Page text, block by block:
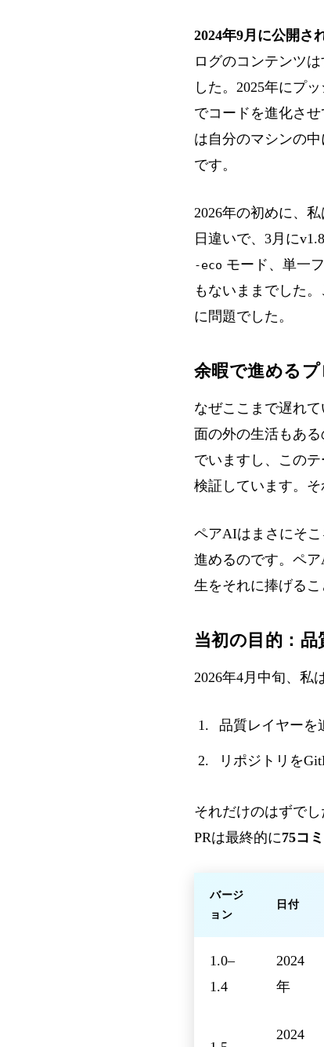
2024年9月に公開さ
ログのコンテンツ
した。2025年にプ
でコードを進化さ
は自分のマシンの
です。
2026年の初めに、
日違いで、3月に
-eco モード、単一
もないままでした
に問題でした。
余暇で進める
なぜここまで遅れ
面の外の生活もあ
でいますし、この
検証しています。
ペアAIはまさにそ
進めるのです。ペ
生をそれに捧げる
当初の目的：
2026年4月中旬、私
品質レイヤーを
リポジトリを
それだけのはずで
PRは最終的に75コ
バージ
ョン
日付
1.0–
1.4
2024
年
2024